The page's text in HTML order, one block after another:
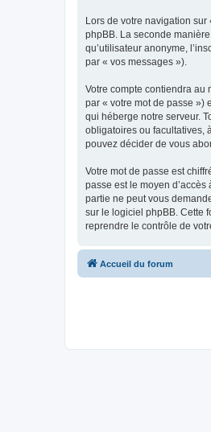
Lors de votre navigation
phpBB. La seconde
qu’utilisateur anonyme,
par « vos messages »).
Votre compte contiendra au
par « votre mot de passe »)
qui héberge notre serveur.
obligatoires ou facultatives,
pouvez décider de vous
Votre mot de passe est
passe est le moyen
partie ne peut vous
sur le logiciel phpBB. Cette
reprendre le contrôle de
Accueil du forum